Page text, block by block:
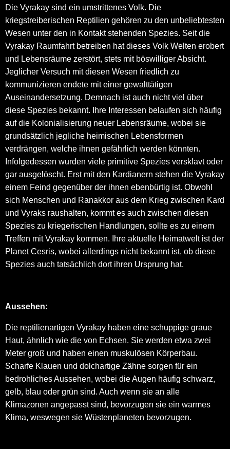
Die Vyrakay sind ein umstrittenes Volk. Die
kriegstreiberischen Reptilien gehören zu den unbeliebtesten
Wesen unter den in Kontakt stehenden Spezies. Seit die
Vyrakay Raumfahrt betreiben hat dieses Volk Welten erobert
und Lebensräume zerstört, stets mit böswilliger Absicht.
Jeglicher Versuch mit diesen Wesen friedlich zu
kommunizieren endete mit einer gewalttätigen
Auseinandersetzung. Demnach ist auch nicht viel über
diese Spezies bekannt. Ihre Interessen belaufen sich häufig
auf die Kolonialisierung neuer Lebensräume, wobei sie
grundsätzlich jegliche heimischen Lebensformen
verdrängen, welche ihnen gefährlich werden könnten.
Infolgedessen wurden viele primitive Spezies versklavt oder
gar ausgelöscht. Erst mit den Kardianern stehen die Vyrakay
einem Feind gegenüber der ihnen ebenbürtig ist. Obwohl
sich Menschen und Ranakkor aus dem Krieg zwischen Kard
und Vyraks raushalten, kommt es auch zwischen diesen
Spezies zu kriegerischen Handlungen, sollte es zu einem
Treffen mit Vyrakay kommen. Ihre aktuelle Heimatwelt ist der
Planet Cesris, wobei allerdings nicht bekannt ist, ob diese
Spezies auch tatsächlich dort ihren Ursprung hat.
Aussehen:
Die reptilienartigen Vyrakay haben eine schuppige graue
Haut, ähnlich wie die von Echsen. Sie werden etwa zwei
Meter groß und haben einen muskulösen Körperbau.
Scharfe Klauen und dolchartige Zähne sorgen für ein
bedrohliches Aussehen, wobei die Augen häufig schwarz,
gelb, blau oder grün sind. Auch wenn sie an alle
Klimazonen angepasst sind, bevorzugen sie ein warmes
Klima, weswegen sie Wüstenplaneten bevorzugen.